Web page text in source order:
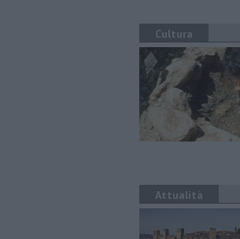
Cultura
Attualità